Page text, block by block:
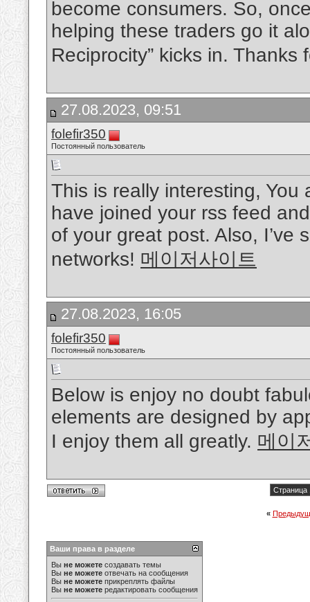
become consumers. So,
helping these traders go it
Reciprocity” kicks in.
27.08.2023, 09:51
folefir350
Постоянный пользователь
This is really interesting, You
have joined your rss feed
of your great post. Also, I’ve
networks! 메이저사이트
27.08.2023, 16:05
folefir350
Постоянный пользователь
Below is enjoy no doubt
elements are designed by
I enjoy them all greatly. 메이
Страница
«
Ваши права в разделе
Вы не можете создавать темы
Вы не можете отвечать на сообщения
Вы не можете прикреплять файлы
Вы не можете редактировать сообщения